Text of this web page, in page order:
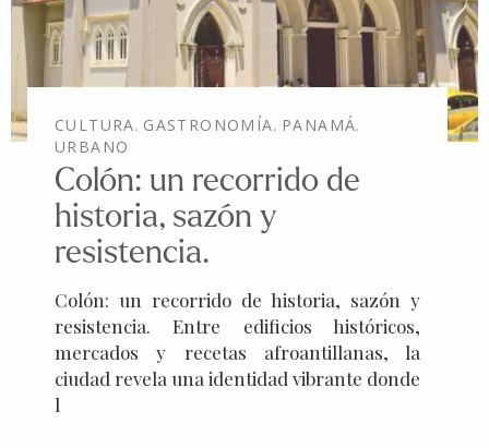
CULTURA, GASTRONOMÍA, PANAMÁ,
URBANO
Colón: un recorrido de
historia, sazón y
resistencia.
Colón: un recorrido de historia, sazón y
resistencia. Entre edificios históricos,
mercados y recetas afroantillanas, la
ciudad revela una identidad vibrante donde
l